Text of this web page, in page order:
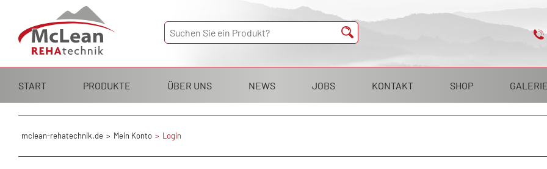
Navigation
überspringen
START PRODUKTE ÜBER UNS NEWS JOBS KONTAKT SHOP GALERIE
mclean-rehatechnik.de Mein Konto Login